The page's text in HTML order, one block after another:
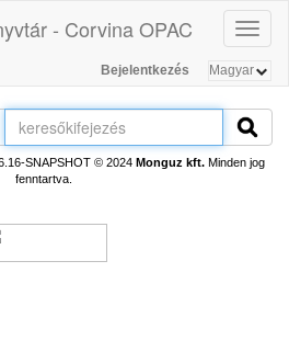
- Corvina OPAC
Bejelentkezés
SNAPSHOT© 2024 Monguz kft.Minden jog
fenntartva.